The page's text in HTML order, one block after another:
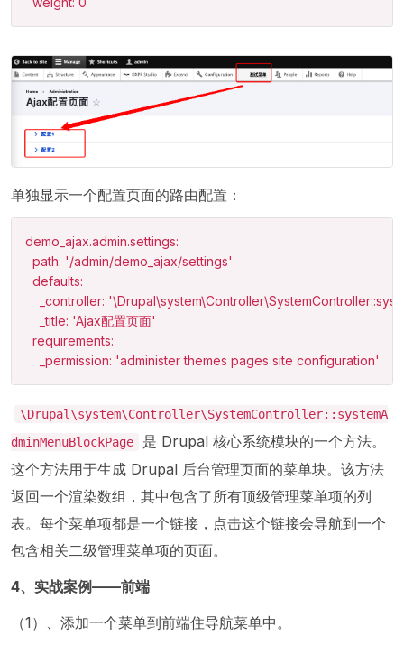
单独显示一个配置页面的路由配置：
demo_ajax.admin.settings:
  path: '/admin/demo_ajax/settings'
  defaults:
_controller:
    _title: 'Ajax配置页面'
  requirements:
    _permission: 'administer themes pages site configuration'
\Drupal\system\Controller\SystemController::systemA
dminMenuBlockPage
是 Drupal 核心系统模块的一个方法。
这个方法用于生成 Drupal 后台管理页面的菜单块。该方法
返回一个渲染数组，其中包含了所有顶级管理菜单项的列
表。每个菜单项都是一个链接，点击这个链接会导航到一个
包含相关二级管理菜单项的页面。
4、实战案例——前端
（1）、添加一个菜单到前端住导航菜单中。